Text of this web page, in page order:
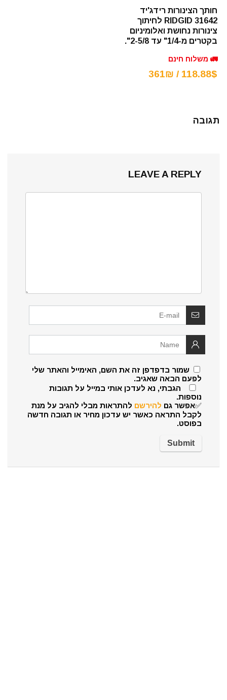
חותך הצינורות רידג'יד
RIDGID 31642 לחיתוך
צינורות נחושת ואלומיניום
בקטרים מ-1/4" עד 2-5/8".
🚛 משלוח חינם
118.88$ / 361₪
תגובה
LEAVE A REPLY
שמור בדפדפן זה את השם, האימייל והאתר שלי
לפעם הבאה שאגיב.
הגבתי, נא לעדכן אותי במייל על תגובות
נוספות.
✅אפשר גם להירשם להתראות מבלי להגיב על מנת
לקבל התראה כאשר יש עדכון מחיר או תגובה חדשה
בפוסט.